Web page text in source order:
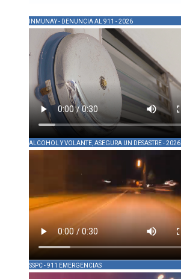
INMUNAY - DENUNCIA AL 911 - 2026
ALCOHOL Y VOLANTE, ASEGURA UN DESASTRE - 2026
SSPC - 911 EMERGENCIAS